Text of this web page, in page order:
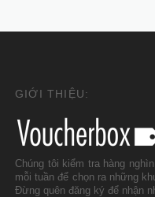
GIỚI THIỆU:
Chúng tôi kiểm tra hàng
mỗi tuần để chọn ra những
Đừng quên đăng ký để nhận